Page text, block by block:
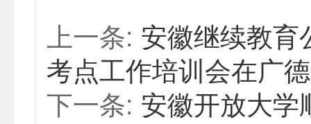
上一条: 安徽继续教育
考点工作培训会在广
下一条: 安徽开放大学